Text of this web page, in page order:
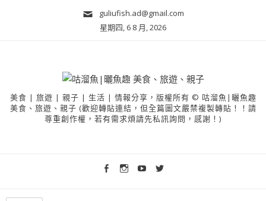
guliufish.ad@gmail.com
星期四, 6 8 月, 2026
美食 | 旅遊 | 親子 | 生活 | 情報分享，版權所有 © 咕溜魚|曬魚趣
美食、旅遊、親子 (歡迎轉貼連結，但全篇圖文嚴禁複製轉貼！！請
尊重創作權，若有需求煩請先私訊詢問，感謝！)